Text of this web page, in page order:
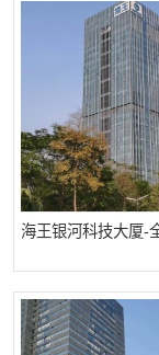
海王银河科技大厦-